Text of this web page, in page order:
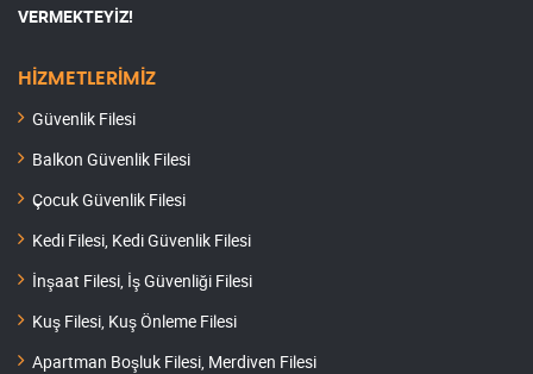
VERMEKTEYİZ!
HİZMETLERİMİZ
Güvenlik Filesi
Balkon Güvenlik Filesi
Çocuk Güvenlik Filesi
Kedi Filesi, Kedi Güvenlik Filesi
İnşaat Filesi, İş Güvenliği Filesi
Kuş Filesi, Kuş Önleme Filesi
Apartman Boşluk Filesi, Merdiven Filesi